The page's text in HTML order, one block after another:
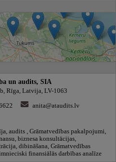
un audits, SIA
Rīga, Latvija, LV-1063
anita@ataudits.lv
audits , Grāmatvedības pakalpojumi,
biznesa konsultācijas,
dibināšana, Grāmatvedības
finansiālās darbības analīze